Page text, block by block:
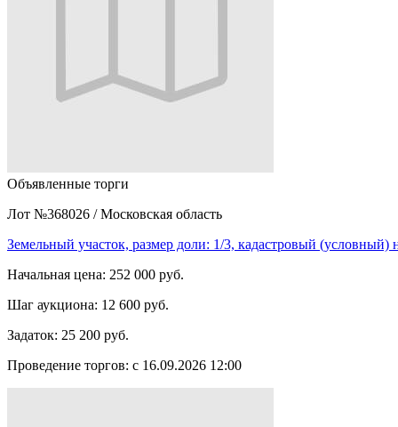
Объявленные торги
Лот №368026 / Московская область
Земельный участок, размер доли: 1/3, кадастровый
Начальная цена: 252 000 руб.
Шаг аукциона: 12 600 руб.
Задаток: 25 200 руб.
Проведение торгов: с 16.09.2026 12:00